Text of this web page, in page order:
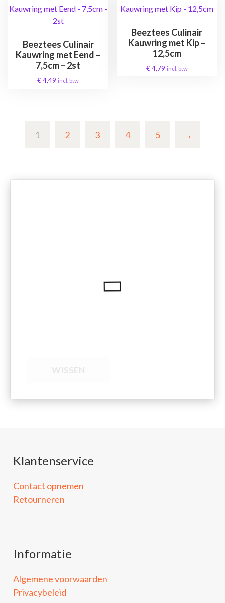
Beeztees Culinair
Kauwring met Eend –
7,5cm – 2st
€4,49 incl. btw
Beeztees Culinair
Kauwring met Kip –
12,5cm
€4,79 incl. btw
1 2 3 4 5 →
Klantenservice
Contact opnemen
Retourneren
Informatie
Algemene voorwaarden
Privacybeleid